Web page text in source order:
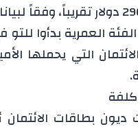
و29 سنة لديهم ديون تبلغ 2900
العمرية بدأوا للتو
التي يحملها
كلفة
بطاقات